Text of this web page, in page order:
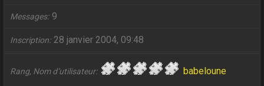
Messages 9
Inscription 28 janvier 2004, 09:48
Rang, Nom d’utilisateur babeloune